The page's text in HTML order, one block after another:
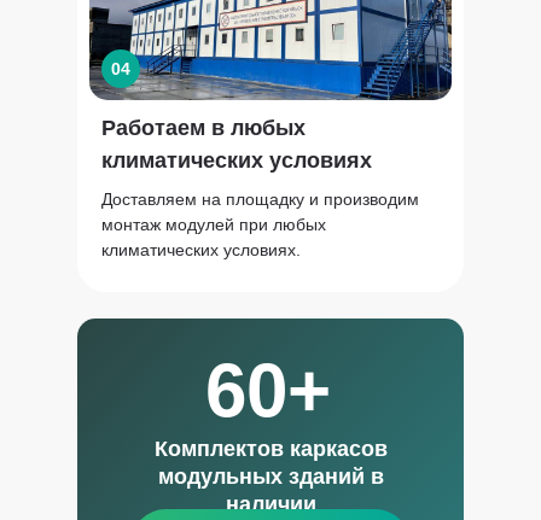
Работаем в любых
климатических условиях
Доставляем на площадку и производим
монтаж модулей при любых
климатических условиях.
04
60+
Комплектов каркасов
модульных зданий в
наличии